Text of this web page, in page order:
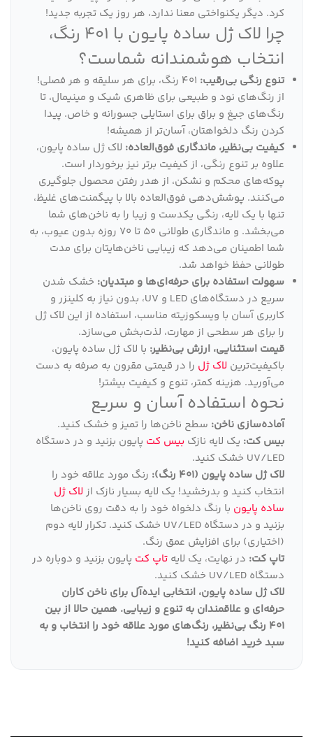
کرد. دیگر یکنواختی معنا ندارد، هر روز یک تجربه جدید!
چرا لاک ژل ساده پایون با 401 رنگ،
انتخاب هوشمندانه شماست؟
تنوع رنگی بی‌رقیب:
401 رنگ، برای هر سلیقه و هر فصلی!
از رنگ‌های نود و طبیعی برای ظاهری شیک و مینیمال، تا
رنگ‌های جیغ و براق برای استایلی جسورانه و خاص. پیدا
کردن رنگ دلخواهتان، آسان‌تر از همیشه!
کیفیت بی‌نظیر، ماندگاری فوق‌العاده: لاک ژل ساده پایون،
علاوه بر تنوع رنگی، از کیفیت برتر نیز برخوردار است.
پوکه‌های محکم و نشکن، از هدر رفتن محصول جلوگیری
می‌کنند. پوشش‌دهی فوق‌العاده بالا با پیگمنت‌های غلیظ،
تنها با یک لایه، رنگی یکدست و زیبا را به ناخن‌های شما
می‌بخشد. و ماندگاری طولانی 50 تا 70 روزه بدون عیوب، به
شما اطمینان می‌دهد که زیبایی ناخن‌هایتان برای مدت
طولانی حفظ خواهد شد.
سهولت استفاده برای حرفه‌ای‌ها و مبتدیان: خشک شدن
سریع در دستگاه‌های LED و UV، بدون نیاز به کلینزر و
کاربری آسان با ویسکوزیته مناسب، استفاده از این لاک ژل
را برای هر سطحی از مهارت، لذت‌بخش می‌سازد.
قیمت استثنایی، ارزش بی‌نظیر: با لاک ژل ساده پایون،
باکیفیت‌ترین لاک ژل را در قیمتی مقرون به صرفه به دست
می‌آورید. هزینه کمتر، تنوع و کیفیت بیشتر!
نحوه استفاده آسان و سریع
آماده‌سازی ناخن: سطح ناخن‌ها را تمیز و خشک کنید.
بیس کت: یک لایه نازک بیس کت پایون بزنید و در دستگاه
UV/LED خشک کنید.
لاک ژل ساده پایون (401 رنگ):
رنگ مورد علاقه خود را
انتخاب کنید و بدرخشید! یک لایه بسیار نازک از لاک ژل
ساده پایون با رنگ دلخواه خود را به دقت روی ناخن‌ها
بزنید و در دستگاه UV/LED خشک کنید. تکرار لایه دوم
(اختیاری) برای افزایش عمق رنگ.
تاپ کت: در نهایت، یک لایه تاپ کت پایون بزنید و دوباره در
دستگاه UV/LED خشک کنید.
لاک ژل ساده پایون، انتخابی ایده‌آل برای ناخن کاران
حرفه‌ای و علاقمندان به تنوع و زیبایی. همین حالا از بین
401 رنگ بی‌نظیر، رنگ‌های مورد علاقه خود را انتخاب و به
سبد خرید اضافه کنید!